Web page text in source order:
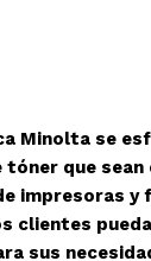
Minolta se
que
impresoras
clientes
sus